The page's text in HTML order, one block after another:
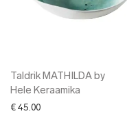
Taldrik MATHILDA by
Hele Keraamika
€ 45.00